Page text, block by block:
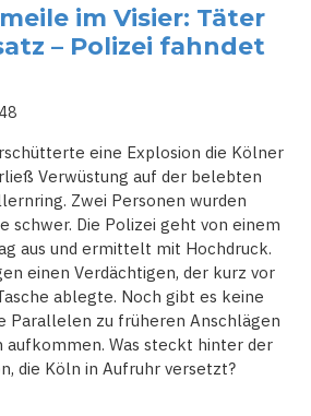
im Visier: Täter
– Polizei fahndet
eine Explosion die Kölner
Verwüstung auf der belebten
Zwei Personen wurden
schwer. Die Polizei geht von einem
aus und ermittelt mit Hochdruck.
einen Verdächtigen, der kurz vor
ablegte. Noch gibt es keine
Parallelen zu früheren Anschlägen
aufkommen. Was steckt hinter der
die Köln in Aufruhr versetzt?